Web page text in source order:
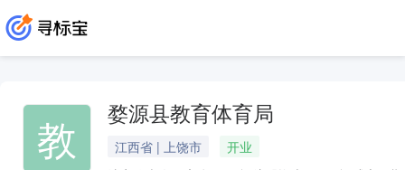
教 婺源县教育体育局
江西省 | 上饶市
开业